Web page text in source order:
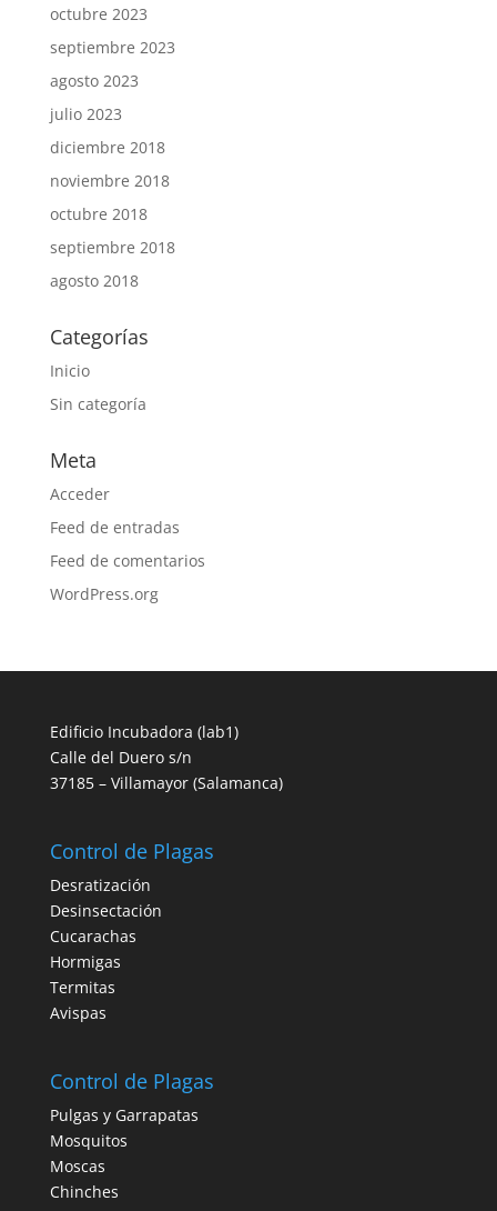
octubre 2023
septiembre 2023
agosto 2023
julio 2023
diciembre 2018
noviembre 2018
octubre 2018
septiembre 2018
agosto 2018
Categorías
Inicio
Sin categoría
Meta
Acceder
Feed de entradas
Feed de comentarios
WordPress.org
Edificio Incubadora (lab1)
Calle del Duero s/n
37185 – Villamayor (Salamanca)
Control de Plagas
Desratización
Desinsectación
Cucarachas
Hormigas
Termitas
Avispas
Control de Plagas
Pulgas y Garrapatas
Mosquitos
Moscas
Chinches